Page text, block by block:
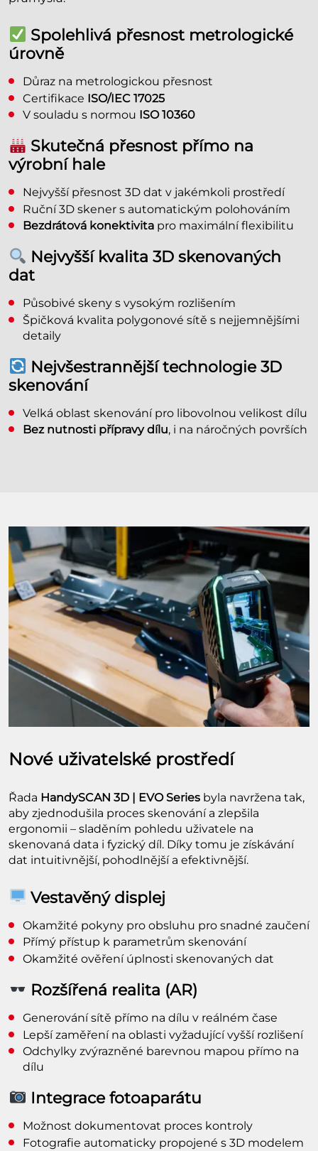
Spolehlivá přesnost metrologické
úrovně
Důraz na metrologickou přesnost
Certifikace ISO/IEC 17025
V souladu s normou ISO 10360
Skutečná přesnost přímo na
výrobní hale
Nejvyšší přesnost 3D dat v jakémkoli prostředí
Ruční 3D skener s automatickým polohováním
Bezdrátová konektivita pro maximální flexibilitu
Nejvyšší kvalita 3D skenovaných
dat
Působivé skeny s vysokým rozlišením
Špičková kvalita polygonové sítě s nejjemnějšími
detaily
Nejvšestrannější technologie 3D
skenování
Velká oblast skenování pro libovolnou velikost dílu
Bez nutnosti přípravy dílu, i na náročných površích
Nové uživatelské prostředí
Řada HandySCAN 3D | EVO Series byla navržena tak,
aby zjednodušila proces skenování a zlepšila
ergonomii – sladěním pohledu uživatele na
skenovaná data i fyzický díl. Díky tomu je získávání
dat intuitivnější, pohodlnější a efektivnější.
Vestavěný displej
Okamžité pokyny pro obsluhu pro snadné zaučení
Přímý přístup k parametrům skenování
Okamžité ověření úplnosti skenovaných dat
Rozšířená realita (AR)
Generování sítě přímo na dílu v reálném čase
Lepší zaměření na oblasti vyžadující vyšší rozlišení
Odchylky zvýrazněné barevnou mapou přímo na
dílu
Integrace fotoaparátu
Možnost dokumentovat proces kontroly
Fotografie automaticky propojené s 3D modelem